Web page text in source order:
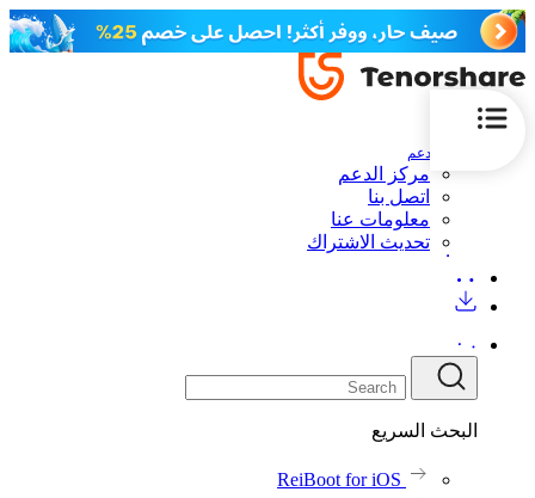
الدعم
مركز الدعم
اتصل بنا
معلومات عنا
تحديث الاشتراك
البحث السريع
ReiBoot for iOS